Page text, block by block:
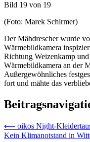
Bild 19 von 19
(Foto: Marek Schirmer)
Der Mähdrescher wurde
Wärmebildkamera
Richtung Weizenkamp
Wärmebildkamera an der
Außergewöhnliches
fort und mähte das
⟵ oikos Night-
Kein Klimanotstand in